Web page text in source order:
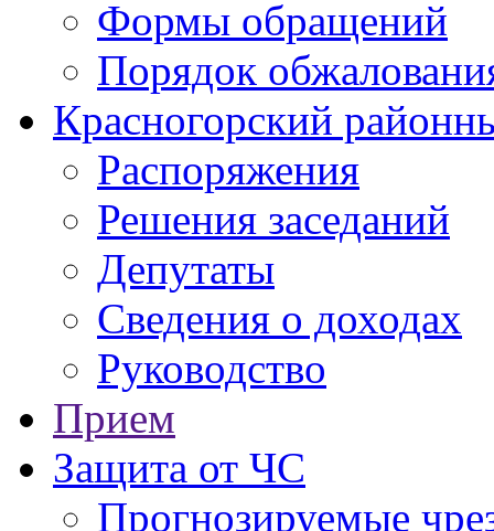
Формы обращений
Порядок
Красногорский
Распоряжения
Решения заседаний
Депутаты
Сведения о доходах
Руководство
Прием
Защита от ЧС
Прогнозируемые